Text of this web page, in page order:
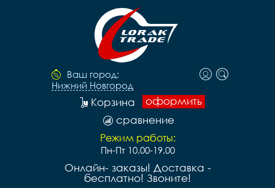
Ваш город:
Нижний Новгород
оформить
Корзина
сравнение
Режим работы:
Пн-Пт 10.00-19.00
Онлайн- заказы! Доставка -
бесплатно! Звоните!